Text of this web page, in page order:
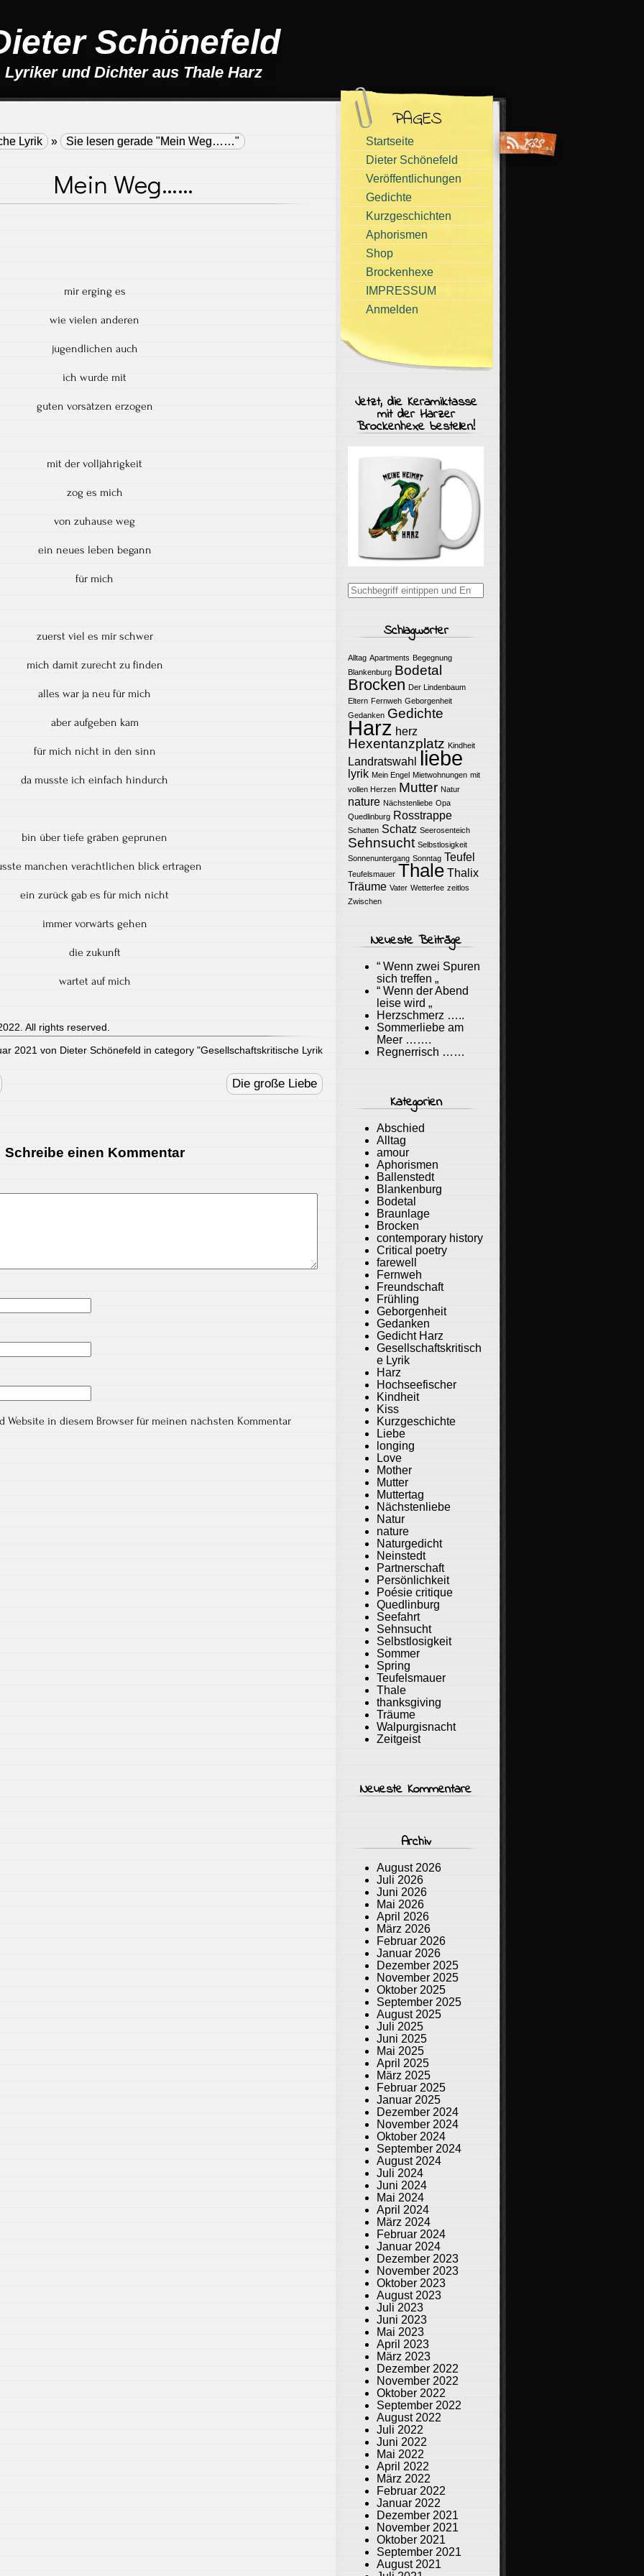
Schönefeld
Lyriker und Dichter aus Thale Harz
Lyrik » Sie lesen gerade "Mein Weg……"
Mein Weg……
mir erging es
wie vielen anderen
jugendlichen auch
ich wurde mit
guten vorsätzen erzogen
mit der volljährigkeit
zog es mich
von zuhause weg
ein neues leben begann
für mich
zuerst viel es mir schwer
mich damit zurecht zu finden
alles war ja neu für mich
aber aufgeben kam
für mich nicht in den sinn
da musste ich einfach hindurch
bin über tiefe gräben geprunen
manchen verächtlichen blick ertragen
ein zurück gab es für mich nicht
immer vorwärts gehen
die zukunft
wartet auf mich
All rights reserved.
2021 von Dieter Schönefeld in category "Gesellschaftskritische Lyrik
Die große Liebe
Schreibe einen Kommentar
Website in diesem Browser für meinen nächsten Kommentar
PAGES
Startseite
Dieter Schönefeld
Veröffentlichungen
Gedichte
Kurzgeschichten
Aphorismen
Shop
Brockenhexe
IMPRESSUM
Anmelden
Jetzt, die Keramiktasse
mit der Harzer
Brockenhexe bestellen!
Suchergebnisse
für:
Schlagwörter
Alltag Apartments Begegnung
Blankenburg Bodetal
Brocken Der Lindenbaum
Eltern Fernweh Geborgenheit
Gedanken Gedichte
Harz herz
Hexentanzplatz Kindheit
Landratswahl liebe
lyrik Mein Engel Mietwohnungen mit
vollen Herzen Mutter Natur
nature Nächstenliebe Opa
Quedlinburg Rosstrappe
Schatten Schatz Seerosenteich
Sehnsucht Selbstlosigkeit
Sonnenuntergang Sonntag Teufel
Teufelsmauer Thale Thalix
Träume Vater Wetterfee zeitlos
Zwischen
Neueste Beiträge
“ Wenn zwei Spuren
sich treffen „
“ Wenn der Abend
leise wird „
Herzschmerz …..
Sommerliebe am
Meer …….
Regnerrisch ……
Kategorien
Abschied
Alltag
amour
Aphorismen
Ballenstedt
Blankenburg
Bodetal
Braunlage
Brocken
contemporary history
Critical poetry
farewell
Fernweh
Freundschaft
Frühling
Geborgenheit
Gedanken
Gedicht Harz
Gesellschaftskritisch
e Lyrik
Harz
Hochseefischer
Kindheit
Kiss
Kurzgeschichte
Liebe
longing
Love
Mother
Mutter
Muttertag
Nächstenliebe
Natur
nature
Naturgedicht
Neinstedt
Partnerschaft
Persönlichkeit
Poésie critique
Quedlinburg
Seefahrt
Sehnsucht
Selbstlosigkeit
Sommer
Spring
Teufelsmauer
Thale
thanksgiving
Träume
Walpurgisnacht
Zeitgeist
Neueste Kommentare
Archiv
August 2026
Juli 2026
Juni 2026
Mai 2026
April 2026
März 2026
Februar 2026
Januar 2026
Dezember 2025
November 2025
Oktober 2025
September 2025
August 2025
Juli 2025
Juni 2025
Mai 2025
April 2025
März 2025
Februar 2025
Januar 2025
Dezember 2024
November 2024
Oktober 2024
September 2024
August 2024
Juli 2024
Juni 2024
Mai 2024
April 2024
März 2024
Februar 2024
Januar 2024
Dezember 2023
November 2023
Oktober 2023
August 2023
Juli 2023
Juni 2023
Mai 2023
April 2023
März 2023
Dezember 2022
November 2022
Oktober 2022
September 2022
August 2022
Juli 2022
Juni 2022
Mai 2022
April 2022
März 2022
Februar 2022
Januar 2022
Dezember 2021
November 2021
Oktober 2021
September 2021
August 2021